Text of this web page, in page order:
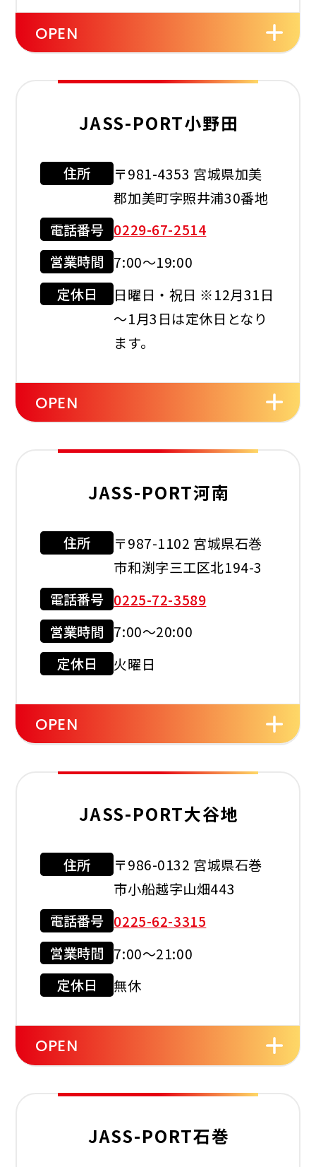
セルフ 洗車機
レスト
利用可能カード
現金会員 クレジット
店舗サービス
セルフ
OPEN
JASS-PORT小野田
住所
〒981-4353 宮城県加美
郡加美町字照井浦30番地
電話番号 0229-67-2514
営業時間 7:00～19:00
定休日
日曜日・祝日 ※12月31日
～1月3日は定休日となり
ます。
利用可能カード
現金会員 クレジット
灯油配達
OPEN
JASS-PORT河南
住所
〒987-1102 宮城県石巻
市和渕字三工区北194-3
電話番号 0225-72-3589
営業時間 7:00～20:00
定休日
火曜日
利用可能カード
現金会員 クレジット
セルフ 洗車機
タイヤ
OPEN
JASS-PORT大谷地
住所
〒986-0132 宮城県石巻
市小船越字山畑443
電話番号 0225-62-3315
営業時間 7:00～21:00
定休日
無休
OPEN
JASS-PORT石巻